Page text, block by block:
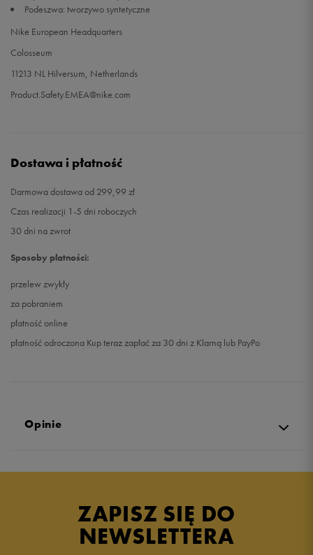
Podeszwa: tworzywo syntetyczne
Nike European Headquarters
Colosseum
11213 NL Hilversum, Netherlands
Product.Safety.EMEA@nike.com
Dostawa i płatność
Darmowa dostawa od 299,99 zł
Czas realizacji 1-5 dni roboczych
30 dni na zwrot
Sposoby płatności:
przelew zwykły
za pobraniem
płatność online
płatność odroczona Kup teraz zapłać za 30 dni z Klarną lub PayPo
Opinie
ZAPISZ SIĘ DO
NEWSLETTERA